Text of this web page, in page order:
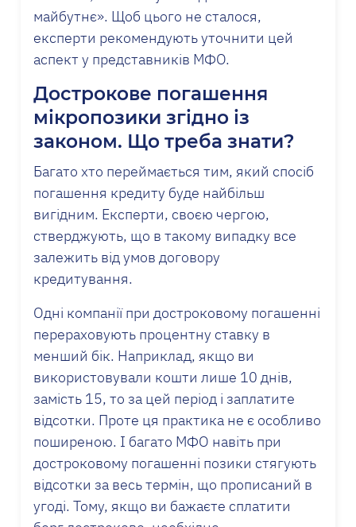
майбутнє». Щоб цього не сталося,
експерти рекомендують уточнити цей
аспект у представників МФО.
Дострокове погашення
мікропозики згідно із
законом. Що треба знати?
Багато хто переймається тим, який спосіб
погашення кредиту буде найбільш
вигідним. Експерти, своєю чергою,
стверджують, що в такому випадку все
залежить від умов договору
кредитування.
Одні компанії при достроковому погашенні
перераховують процентну ставку в
менший бік. Наприклад, якщо ви
використовували кошти лише 10 днів,
замість 15, то за цей період і заплатите
відсотки. Проте ця практика не є особливо
поширеною. І багато МФО навіть при
достроковому погашенні позики стягують
відсотки за весь термін, що прописаний в
угоді. Тому, якщо ви бажаєте сплатити